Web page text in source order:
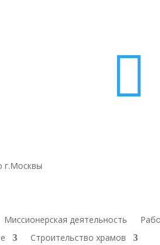

г.Москвы
Миссионерская деятельность
Строительство храмов